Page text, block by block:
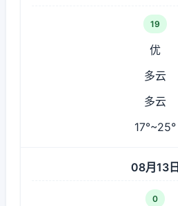
19
优
多云
多云
17°~25°
08月13日
0